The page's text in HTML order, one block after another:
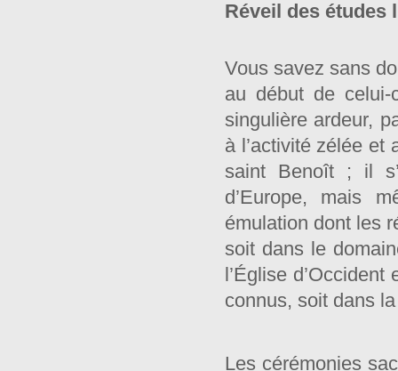
Réveil des études
Vous savez sans
au début de
singulière ardeur,
à l’activité zélée et
saint Benoît ; il
d’Europe, mais
émulation dont les
soit dans le
l’Église
connus, soit dans
Les cérémonies